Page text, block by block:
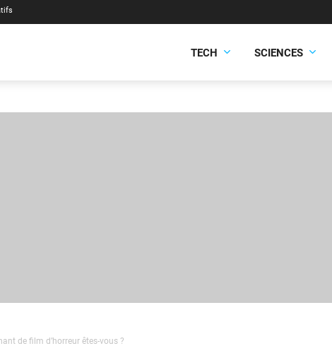
TECH SCIENCES
de film d’horreur êtes-vous ?